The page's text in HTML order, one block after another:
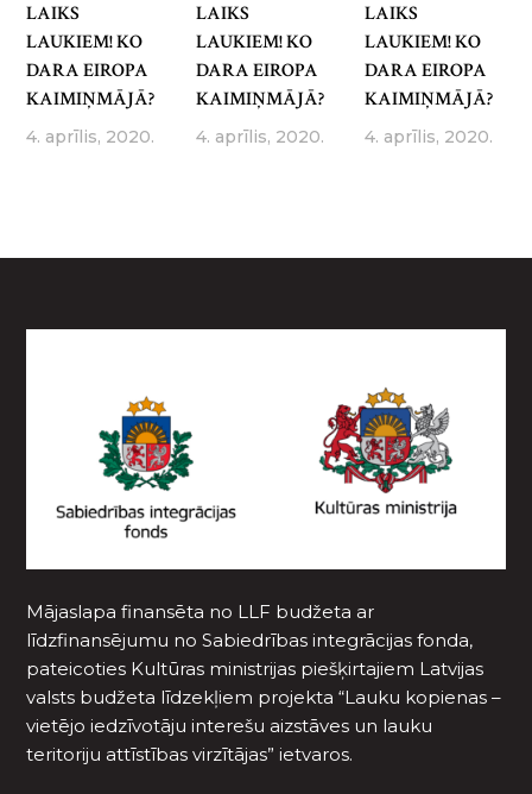
LAIKS
LAUKIEM! KO
DARA EIROPA
KAIMIŅMĀJĀ?
4. aprīlis, 2020.
LAIKS
LAUKIEM! KO
DARA EIROPA
KAIMIŅMĀJĀ?
4. aprīlis, 2020.
LAIKS
LAUKIEM! KO
DARA EIROPA
KAIMIŅMĀJĀ?
4. aprīlis, 2020.
Mājaslapa finansēta no LLF budžeta ar
līdzfinansējumu no Sabiedrības integrācijas fonda,
pateicoties Kultūras ministrijas piešķirtajiem Latvijas
valsts budžeta līdzekļiem projekta “Lauku kopienas –
vietējo iedzīvotāju interešu aizstāves un lauku
teritoriju attīstības virzītājas” ietvaros.